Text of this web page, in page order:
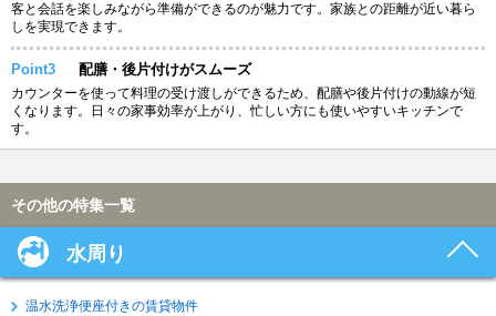
客と会話を楽しみながら準備ができるのが魅力です。家族との距離が近い暮ら
しを実現できます。
Point3 配膳・後片付けがスムーズ
カウンターを使って料理の受け渡しができるため、配膳や後片付けの動線が短
くなります。日々の家事効率が上がり、忙しい方にも使いやすいキッチンで
す。
その他の特集一覧
水周り
温水洗浄便座付きの賃貸物件